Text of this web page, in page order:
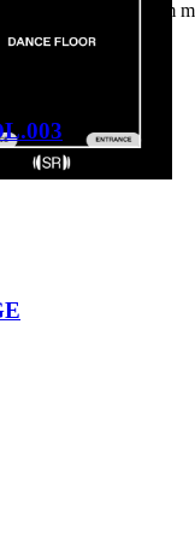
çekimlerinin tanıtım